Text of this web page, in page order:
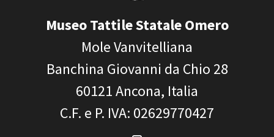
Museo Tattile Statale Omero
Mole Vanvitelliana
Banchina Giovanni da Chio 28
60121Ancona, Italia
C.F. e P. IVA: 02629770427